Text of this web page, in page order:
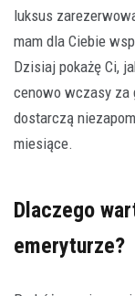
luksus
mam dla Ciebie
Dzisiaj pokażę Ci,
cenowo wczasy za
dostarczą
miesiące.
Dlaczego
emeryturze?